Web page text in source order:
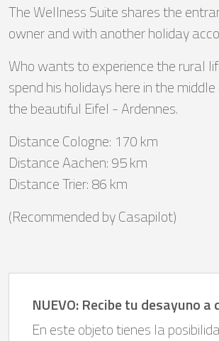
The Wellness Suite shares the
owner and with another holiday
Who wants to experience the rural
spend his holidays here in the
the beautiful Eifel - Ardennes.
Distance Cologne: 170 km
Distance Aachen: 95 km
Distance Trier: 86 km
(Recommended by Casapilot)
NUEVO: Recibe tu desayuno
En este objeto tienes la